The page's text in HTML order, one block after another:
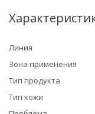
Линия
Зона применения
Тип продукта
Тип кожи